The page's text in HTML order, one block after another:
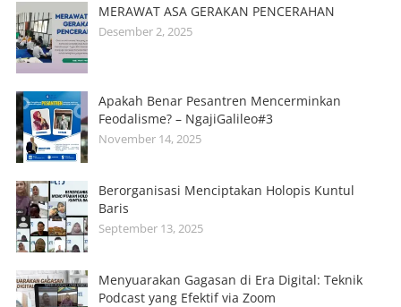
MERAWAT ASA GERAKAN PENCERAHAN
Desember 2, 2025
Apakah Benar Pesantren Mencerminkan
Feodalisme? – NgajiGalileo#3
November 14, 2025
Berorganisasi Menciptakan Holopis Kuntul
Baris
September 13, 2025
Menyuarakan Gagasan di Era Digital: Teknik
Podcast yang Efektif via Zoom